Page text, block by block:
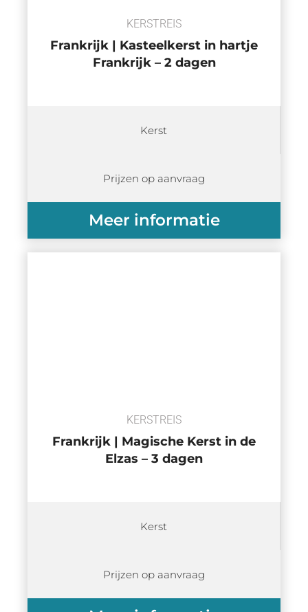
KERSTREIS
Frankrijk | Kasteelkerst in hartje
Frankrijk – 2 dagen
Kerst
Prijzen op aanvraag
Meer informatie
KERSTREIS
Frankrijk | Magische Kerst in de
Elzas – 3 dagen
Kerst
Prijzen op aanvraag